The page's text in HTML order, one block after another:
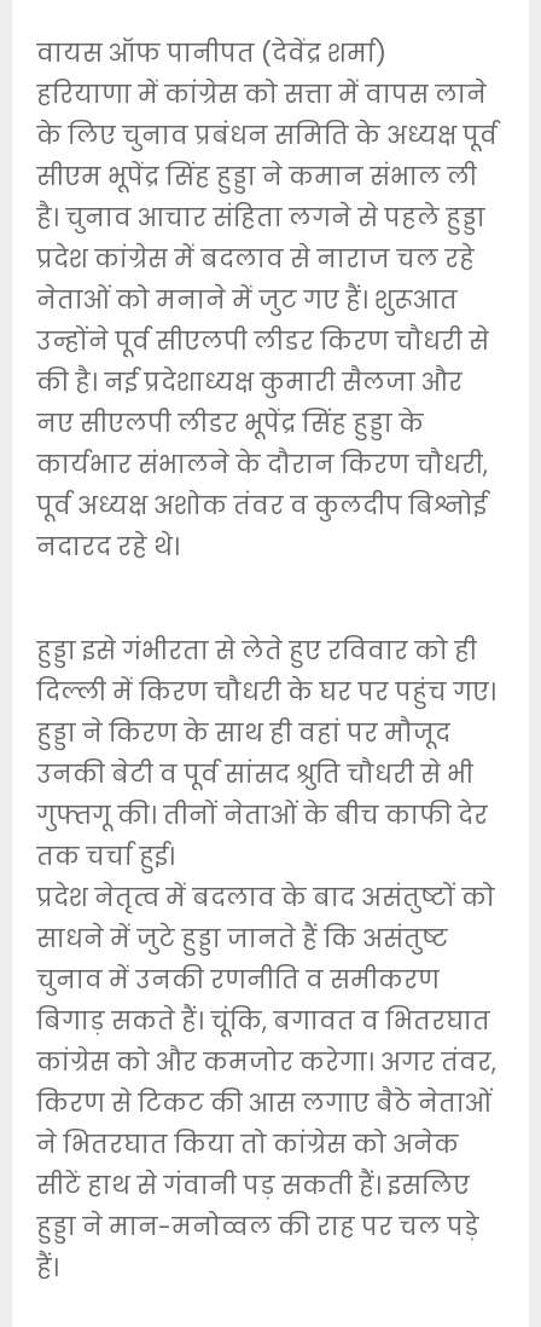
वायस ऑफ पानीपत (देवेंद्र शर्मा)
हरियाणा में कांग्रेस को सत्ता में वापस लाने
के लिए चुनाव प्रबंधन समिति के अध्यक्ष पूर्व
सीएम भूपेंद्र सिंह हुड्डा ने कमान संभाल ली
है। चुनाव आचार संहिता लगने से पहले हुड्डा
प्रदेश कांग्रेस में बदलाव से नाराज चल रहे
नेताओं को मनाने में जुट गए हैं। शुरूआत
उन्होंने पूर्व सीएलपी लीडर किरण चौधरी से
की है। नई प्रदेशाध्यक्ष कुमारी सैलजा और
नए सीएलपी लीडर भूपेंद्र सिंह हुड्डा के
कार्यभार संभालने के दौरान किरण चौधरी,
पूर्व अध्यक्ष अशोक तंवर व कुलदीप बिश्नोई
नदारद रहे थे।
हुड्डा इसे गंभीरता से लेते हुए रविवार को ही
दिल्ली में किरण चौधरी के घर पर पहुंच गए।
हुड्डा ने किरण के साथ ही वहां पर मौजूद
उनकी बेटी व पूर्व सांसद श्रुति चौधरी से भी
गुफ्तगू की। तीनों नेताओं के बीच काफी देर
तक चर्चा हुई।
प्रदेश नेतृत्व में बदलाव के बाद असंतुष्टों को
साधने में जुटे हुड्डा जानते हैं कि असंतुष्ट
चुनाव में उनकी रणनीति व समीकरण
बिगाड़ सकते हैं। चूंकि, बगावत व भितरघात
कांग्रेस को और कमजोर करेगा। अगर तंवर,
किरण से टिकट की आस लगाए बैठे नेताओं
ने भितरघात किया तो कांग्रेस को अनेक
सीटें हाथ से गंवानी पड़ सकती हैं। इसलिए
हुड्डा ने मान-मनोव्वल की राह पर चल पड़े
हैं।